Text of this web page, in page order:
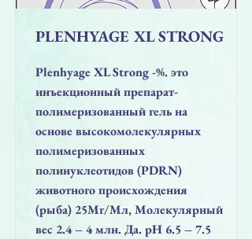
PLENHYAGE XL STRONG
Plenhyage XL Strong -%. это
инъекционный препарат-
полимеризованный гель на
основе высокомолекулярных
полимеризованных
полинуклеотидов (PDRN)
животного происхождения
(рыба) 25Mг/Mл, Молекулярный
вес 2.4 – 4 млн. Да. pН 6.5 – 7.5